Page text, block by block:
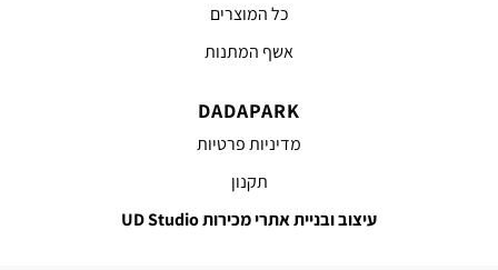
כל המוצרים
אשף המתנות
DADAPARK
מדיניות פרטיות
תקנון
עיצוב ובניית אתרי מכירות UD Studio